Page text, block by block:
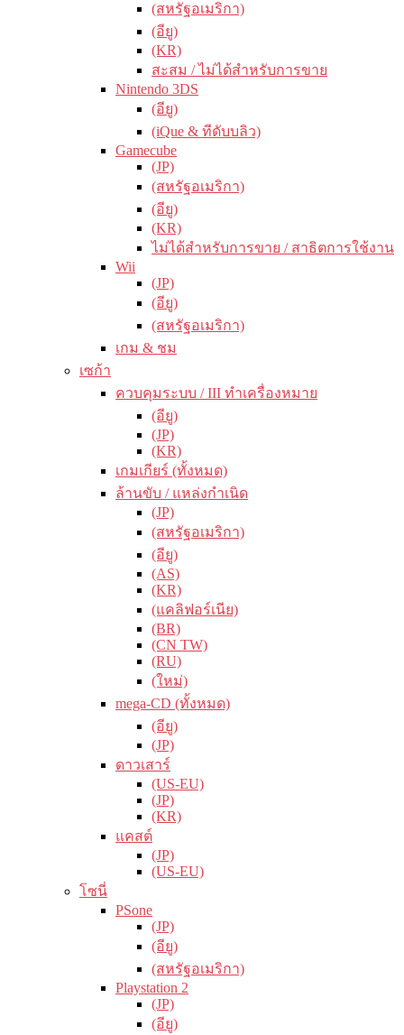
(สหรัฐอเมริกา)
(อียู)
(KR)
สะสม / ไม่ได้สำหรับการขาย
Nintendo 3DS
(อียู)
(iQue & ทีดับบลิว)
Gamecube
(JP)
(สหรัฐอเมริกา)
(อียู)
(KR)
ไม่ได้สำหรับการขาย / สาธิตการใช้งาน
Wii
(JP)
(อียู)
(สหรัฐอเมริกา)
เกม & ชม
เซก้า
ควบคุมระบบ / III ทำเครื่องหมาย
(อียู)
(JP)
(KR)
เกมเกียร์ (ทั้งหมด)
ล้านขับ / แหล่งกำเนิด
(JP)
(สหรัฐอเมริกา)
(อียู)
(AS)
(KR)
(แคลิฟอร์เนีย)
(BR)
(CN TW)
(RU)
(ใหม่)
mega-CD (ทั้งหมด)
(อียู)
(JP)
ดาวเสาร์
(US-EU)
(JP)
(KR)
แคสต์
(JP)
(US-EU)
โซนี่
PSone
(JP)
(อียู)
(สหรัฐอเมริกา)
Playstation 2
(JP)
(อียู)